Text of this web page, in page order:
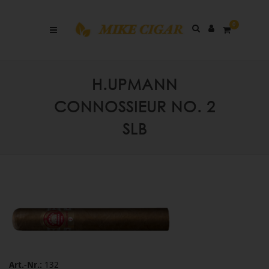
0
H.UPMANN
CONNOSSIEUR NO. 2
SLB
Art.-Nr.: 132